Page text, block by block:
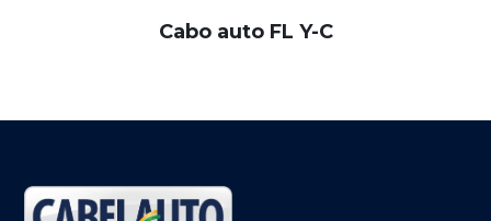
Cabo auto FL Y-C